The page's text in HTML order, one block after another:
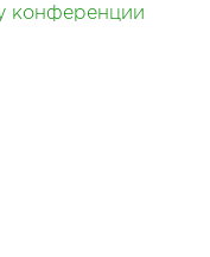
конференции